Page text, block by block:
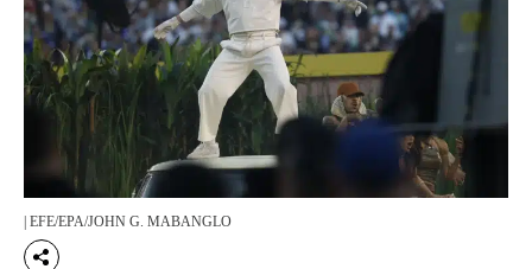
| EFE/EPA/JOHN G. MABANGLO